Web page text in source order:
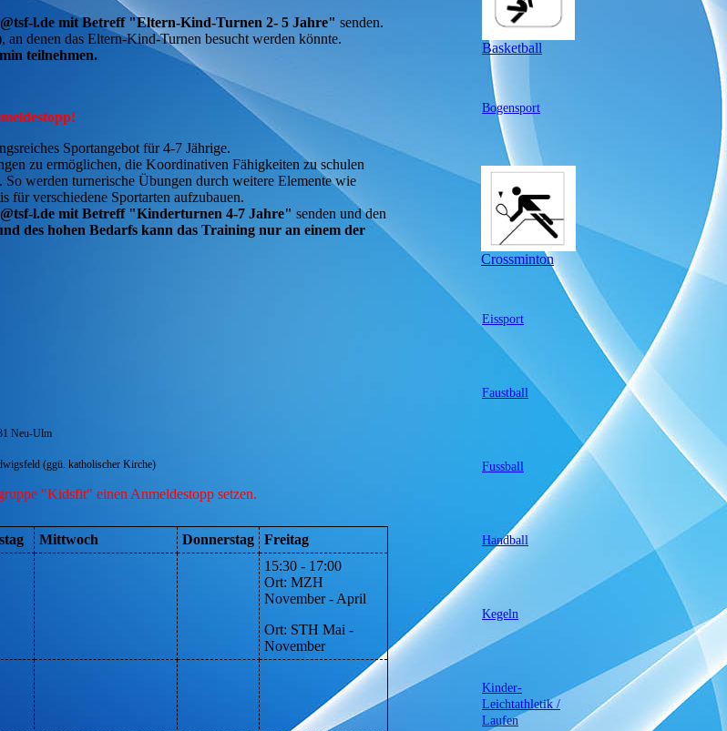
l.de mit Betreff "Eltern-Kind-Turnen 2- 5 Jahre" senden.
denen das Eltern-Kind-Turnen besucht werden könnte.
teilnehmen.
Sportangebot für 4-7 Jährige.
zu ermöglichen, die Koordinativen Fähigkeiten zu schulen
werden turnerische Übungen durch weitere Elemente wie
für verschiedene Sportarten aufzubauen.
l.de mit Betreff "Kinderturnen 4-7 Jahre" senden und den
des hohen Bedarfs kann das Training nur an einem der
Neu-Ulm
(ggü. katholischer Kirche)
"Kidsfit" einen Anmeldestopp setzen.
Mittwoch Donnerstag
Freitag
15:30 - 17:00
Ort: MZH
November - April
Ort: STH Mai -
November
Basketball
Bogensport
Crossminton
Eissport
Faustball
Fussball
Handball
Kegeln
Kinder-
Leichtathletik /
Laufen